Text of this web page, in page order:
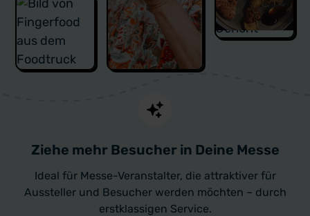
Ziehe mehr Besucher in Deine Messe
Ideal für Messe-Veranstalter, die attraktiver für
Aussteller und Besucher werden möchten – durch
erstklassigen Service.